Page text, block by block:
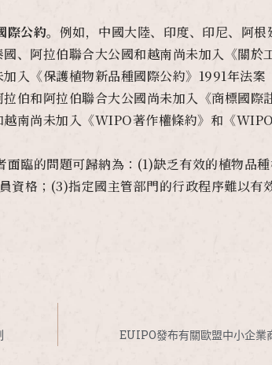
際公約。例如，中國大陸、印度、印尼、阿根
、阿拉伯聯合大公國和越南尚未加入《關於
入《保護植物新品種國際公約》1991年法
伯和阿拉伯聯合大公國尚未加入《商標國際
越南尚未加入《WIPO著作權條約》和《
面臨的問題可歸納為：(1)缺乏有效的植物品
資格；(3)指定國主管部門的行政程序難以有
EUIPO發布有關歐盟中小企業